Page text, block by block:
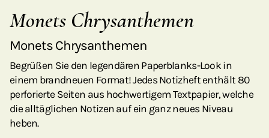
Monets Chrysanthemen
Monets Chrysanthemen
Begrüßen Sie den legendären Paperblanks-Look in
einem brandneuen Format! Jedes Notizheft enthält 80
perforierte Seiten aus hochwertigem Textpapier, welche
die alltäglichen Notizen auf ein ganz neues Niveau
heben.